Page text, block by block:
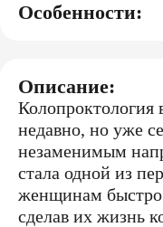
Особенности:
Описание:
Колопроктология
недавно, но уже
незаменимым
стала одной из
женщинам
сделав их жизнь